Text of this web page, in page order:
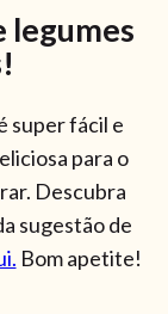
legumes
super fácil e
para o
Descubra
sugestão de
Bom apetite!